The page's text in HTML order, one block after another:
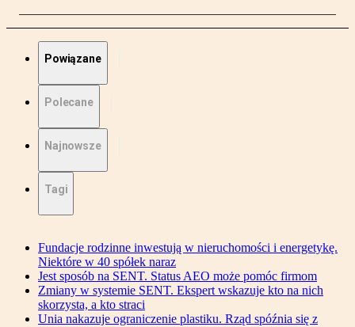
Powiązane
Polecane
Najnowsze
Tagi
Fundacje rodzinne inwestują w nieruchomości i energetykę.
Niektóre w 40 spółek naraz
Jest sposób na SENT. Status AEO może pomóc firmom
Zmiany w systemie SENT. Ekspert wskazuje kto na nich
skorzysta, a kto straci
Unia nakazuje ograniczenie plastiku. Rząd spóźnia się z